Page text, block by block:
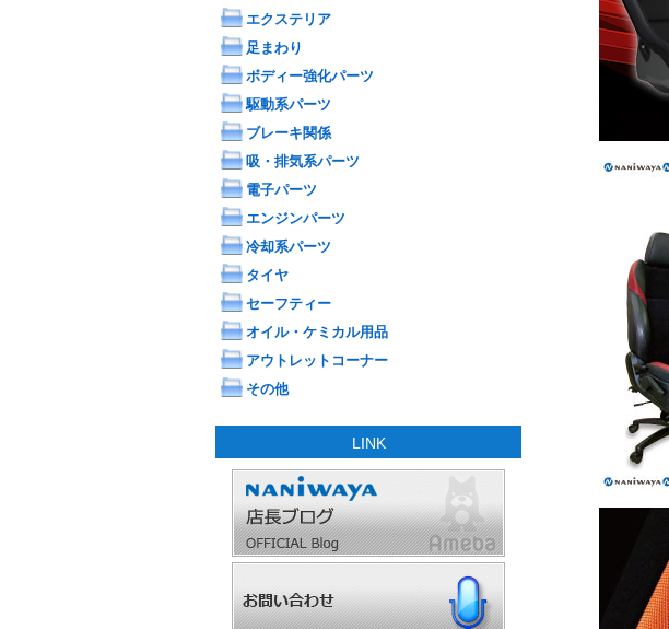
エクステリア
足まわり
ボディー強化パーツ
駆動系パーツ
ブレーキ関係
吸・排気系パーツ
電子パーツ
エンジンパーツ
冷却系パーツ
タイヤ
セーフティー
オイル・ケミカル用品
アウトレットコーナー
その他
LINK